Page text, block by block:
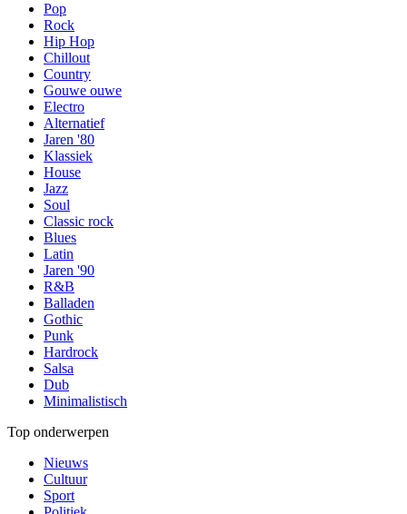
Pop
Rock
Hip Hop
Chillout
Country
Gouwe ouwe
Electro
Alternatief
Jaren '80
Klassiek
House
Jazz
Soul
Classic rock
Blues
Latin
Jaren '90
R&B
Balladen
Gothic
Punk
Hardrock
Salsa
Dub
Minimalistisch
Top onderwerpen
Nieuws
Cultuur
Sport